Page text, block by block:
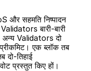
और सहमति निष्पादन
बारी-बारी
अन्य Validators दो
एक ब्लॉक तब
दो-तिहाई
प्रस्तुत किए हों।